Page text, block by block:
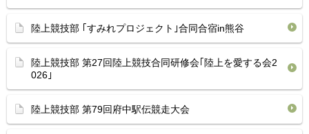
陸上競技部 ｢すみれプロジェクト｣合同合宿in熊谷
陸上競技部 第27回陸上競技合同研修会｢陸上を愛する会2
026｣
陸上競技部 第79回府中駅伝競走大会